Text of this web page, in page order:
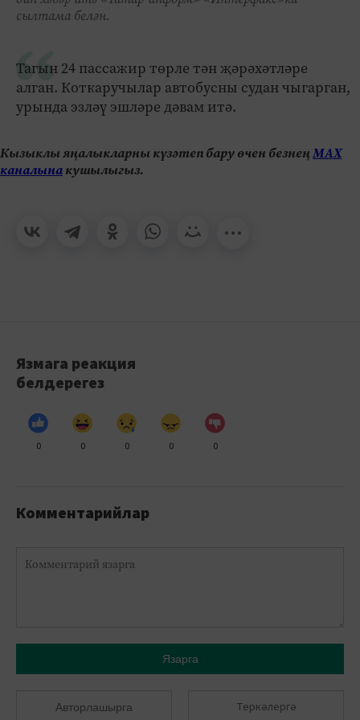
сылтама белән.
Тагын 24 пассажир төрле тән җәрәхәтләре
алган. Коткаручылар автобусны судан чыгарган,
урында эзләү эшләре дәвам итә.
Кызыклы яңалыкларны күзәтеп бару өчен безнеңМАХ
каналынакушылыгыз.
Язмага реакция
белдерегез
0 0 0 0 0
Комментарийлар
Язарга
Авторлашырга Теркәлергә